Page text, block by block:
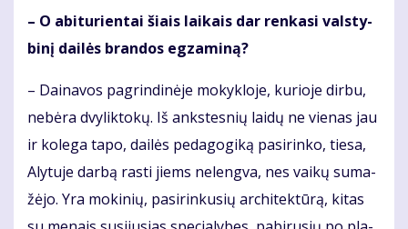
– O abi­tu­rien­tai šiais lai­kais dar ren­ka­si vals­ty­
bi­nį dai­lės bran­dos eg­za­mi­ną?
– Dai­na­vos pa­grin­di­nė­je mo­kyk­lo­je, ku­rio­je dir­bu,
ne­bė­ra dvy­lik­to­kų. Iš anks­tes­nių lai­dų ne vie­nas jau
ir ko­le­ga ta­po, dai­lės pe­da­go­gi­ką pa­si­rin­ko, tie­sa,
Aly­tu­je dar­bą ras­ti jiems ne­leng­va, nes vai­kų su­ma­
žė­jo. Yra mo­ki­nių, pa­si­rin­ku­sių ar­chi­tek­tū­rą, ki­tas